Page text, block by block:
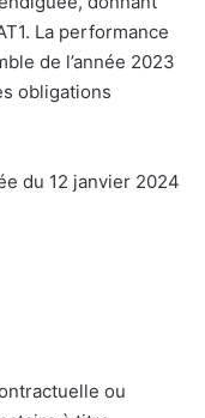
La performance
de l’année 2023
obligations
du 12 janvier 2024
ou